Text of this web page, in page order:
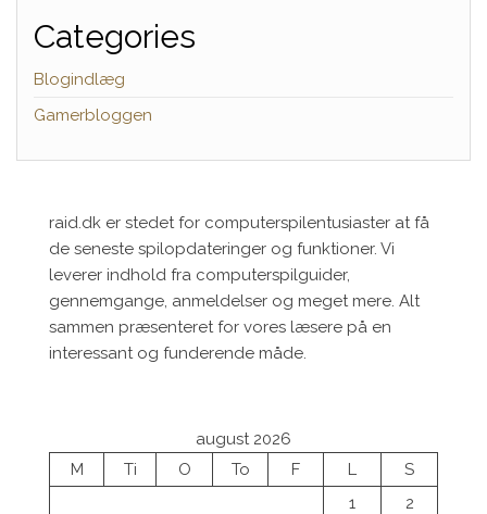
Categories
Blogindlæg
Gamerbloggen
raid.dk er stedet for computerspilentusiaster at få
de seneste spilopdateringer og funktioner. Vi
leverer indhold fra computerspilguider,
gennemgange, anmeldelser og meget mere. Alt
sammen præsenteret for vores læsere på en
interessant og funderende måde.
august 2026
M
Ti O To F L
S
1
2